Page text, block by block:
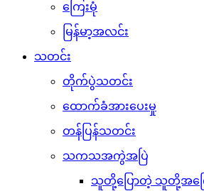
ကြေးမုံ
မြန်မာ့အလင်း
သတင်း
တိုက်ပွဲသတင်း
ထောက်ခံအားပေးမှု
တန်ပြန်သတင်း
သကသအကွဲအပြဲ
သူတို့ပြောတဲ့ သူတို့အကြ